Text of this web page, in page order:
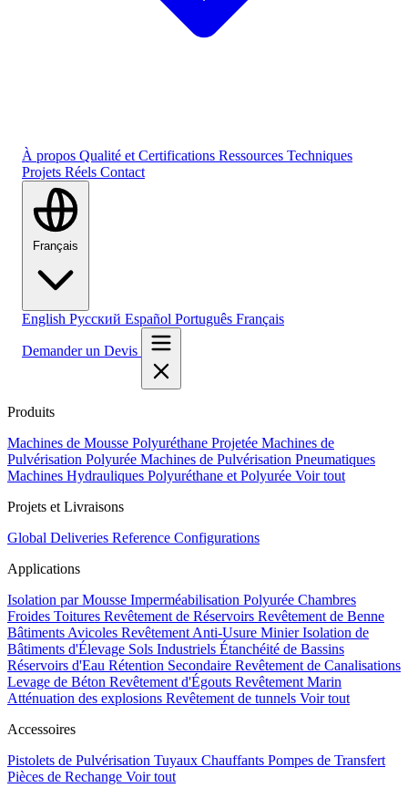
À propos Qualité et Certifications Ressources Techniques
Projets Réels Contact
English Русский Español Português Français
Demander un Devis
Produits
Machines de Mousse Polyuréthane Projetée Machines de
Pulvérisation Polyurée Machines de Pulvérisation Pneumatiques
Machines Hydrauliques Polyuréthane et Polyurée Voir tout
Projets et Livraisons
Global Deliveries Reference Configurations
Applications
Isolation par Mousse Imperméabilisation Polyurée Chambres
Froides Toitures Revêtement de Réservoirs Revêtement de Benne
Bâtiments Avicoles Revêtement Anti-Usure MinierIsolation de
Bâtiments d'Élevage Sols Industriels Étanchéité de Bassins
Réservoirs d'Eau Rétention Secondaire Revêtement de Canalisations
Levage de Béton Revêtement d'Égouts Revêtement Marin
Atténuation des explosions Revêtement de tunnels Voir tout
Accessoires
Pistolets de Pulvérisation Tuyaux Chauffants Pompes de Transfert
Pièces de Rechange Voir tout